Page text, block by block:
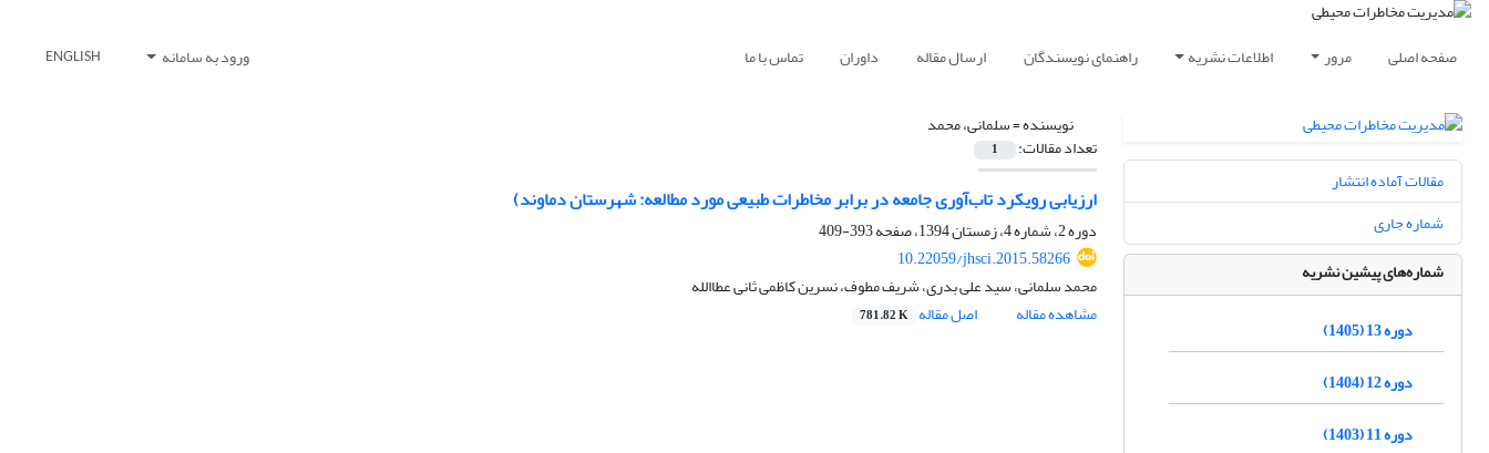
صفحه اصلی مرور اطلاعات نشریه راهنمای نویسندگان ارسال مقاله داوران تماس با ما ورود به سامانه ENGLISH
نویسنده =سلمانی، محمد
تعداد مقالات: 1
ارزیابی رویکرد تاب‌آوری جامعه در برابر مخاطرات طبیعی مورد مطالعه: شهرستان دماوند)
دوره 2، شماره 4، زمستان 1394، صفحه
393-409
10.22059/jhsci.2015.58266
محمد سلمانی، سید علی بدری، شریف مطوف، نسرین کاظمی ثانی عطاالله
مشاهده مقاله
اصل مقاله 781.82 K
مقالات آماده انتشار
شماره جاری
شماره‌های پیشین نشریه
دوره 13 (1405)
دوره 12 (1404)
دوره 11 (1403)